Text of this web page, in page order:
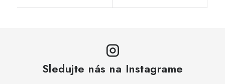
Sledujte nás na Instagrame